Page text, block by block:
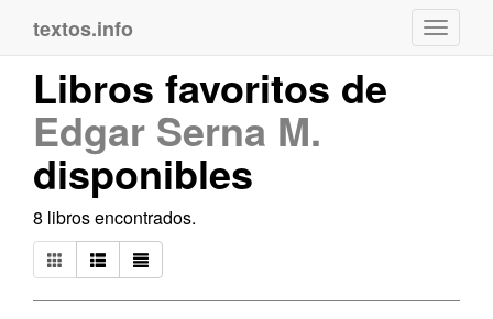
textos.info
Libros favoritos de
Edgar Serna M.
disponibles
8 libros encontrados.